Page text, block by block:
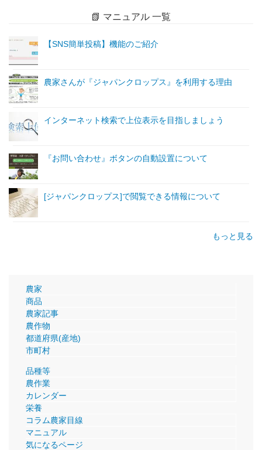
📗 マニュアル 一覧
【SNS簡単投稿】機能のご紹介
農家さんが『ジャパンクロップス』を利用する理由
インターネット検索で上位表示を目指しましょう
『お問い合わせ』ボタンの自動設置について
[ジャパンクロップス]で閲覧できる情報について
もっと見る
農家
商品
農家記事
農作物
都道府県(産地)
市町村
品種等
農作業
カレンダー
栄養
コラム農家目線
マニュアル
気になるページ